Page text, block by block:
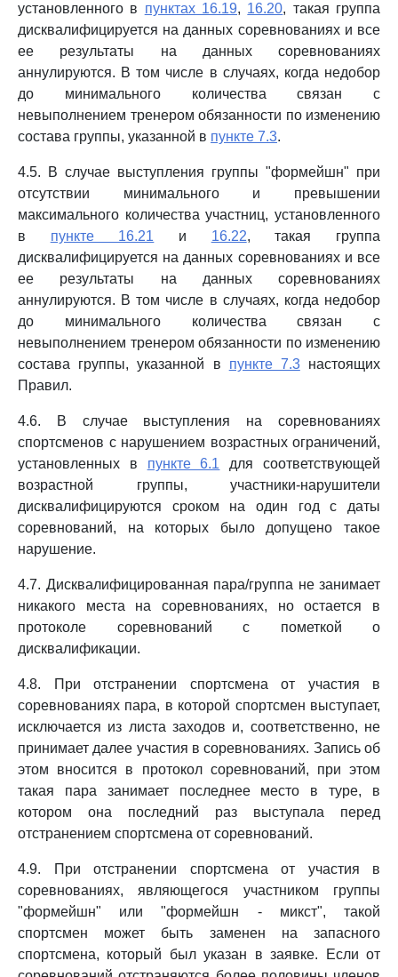
установленного в пунктах 16.19, 16.20, такая группа
дисквалифицируется на данных соревнованиях и все
ее результаты на данных соревнованиях
аннулируются. В том числе в случаях, когда недобор
до минимального количества связан с
невыполнением тренером обязанности по изменению
состава группы, указанной в пункте 7.3.
4.5. В случае выступления группы "формейшн" при
отсутствии минимального и превышении
максимального количества участниц, установленного
в пункте 16.21 и 16.22, такая группа
дисквалифицируется на данных соревнованиях и все
ее результаты на данных соревнованиях
аннулируются. В том числе в случаях, когда недобор
до минимального количества связан с
невыполнением тренером обязанности по изменению
состава группы, указанной в пункте 7.3настоящих
Правил.
4.6. В случае выступления на соревнованиях
спортсменов с нарушением возрастных ограничений,
установленных в пункте 6.1 для соответствующей
возрастной группы, участники-нарушители
дисквалифицируются сроком на один год с даты
соревнований, на которых было допущено такое
нарушение.
4.7. Дисквалифицированная пара/группа не занимает
никакого места на соревнованиях, но остается в
протоколе соревнований с пометкой о
дисквалификации.
4.8. При отстранении спортсмена от участия в
соревнованиях пара, в которой спортсмен выступает,
исключается из листа заходов и, соответственно, не
принимает далее участия в соревнованиях. Запись об
этом вносится в протокол соревнований, при этом
такая пара занимает последнее место в туре, в
котором она последний раз выступала перед
отстранением спортсмена от соревнований.
4.9. При отстранении спортсмена от участия в
соревнованиях, являющегося участником группы
"формейшн" или "формейшн - микст", такой
спортсмен может быть заменен на запасного
спортсмена, который был указан в заявке. Если от